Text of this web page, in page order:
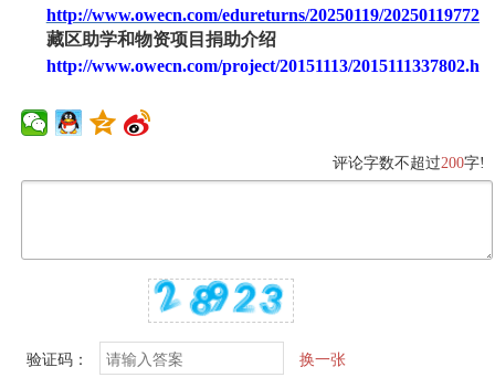
http://www.owecn.com/edureturns/20250119/
藏区助学和物资项目捐助介绍
http://www.owecn.com/project/20151113/
评论字数不超过200字!
验证码： 换一张